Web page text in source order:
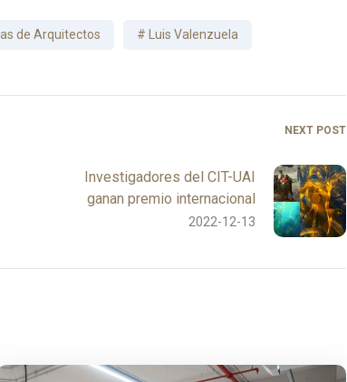
de Arquitectos Luis Valenzuela
NEXT POST
Investigadores del CIT-UAI
ganan premio internacional
2022-12-13